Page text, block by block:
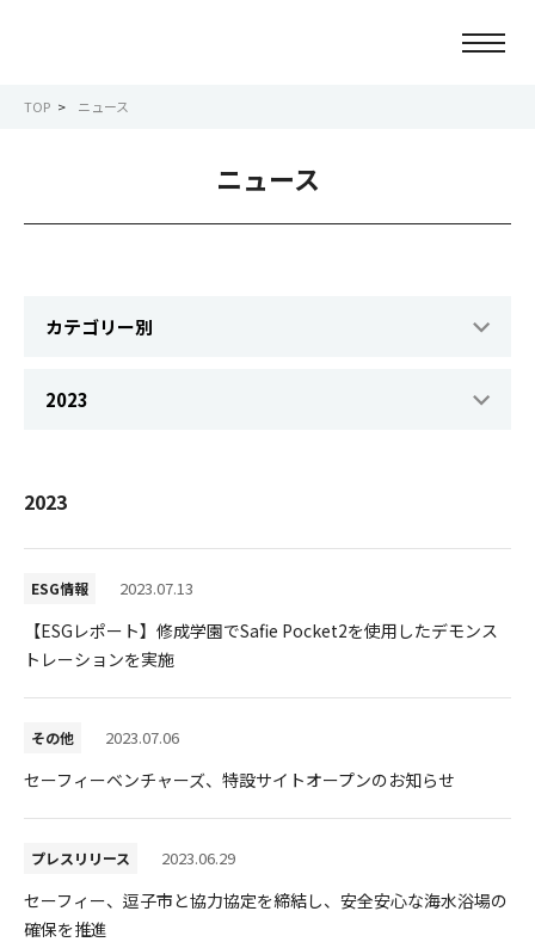
会社情報
サステナビリティ
採用情報
TOP ニュース
ニュース
2023
ESG情報 2023.07.13
【ESGレポート】修成学園でSafie Pocket2を使用したデモンス
トレーションを実施
その他 2023.07.06
セーフィーベンチャーズ、特設サイトオープンのお知らせ
プレスリリース 2023.06.29
セーフィー、逗子市と協力協定を締結し、安全安心な海水浴場の
確保を推進